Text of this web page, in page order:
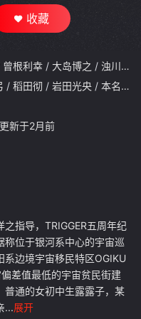
收藏
曾根利幸 / 大岛博之 / 浊川敦
/ 稻田彻 / 岩田光央 / 本名阳子
新于2月前
之指导，TRIGGER五周年纪
位于银河系中心的宇宙巡
边境宇宙移民特区OGIKU
差值最低的宇宙贫民街建
普通的女初中生露露子，某
...展开